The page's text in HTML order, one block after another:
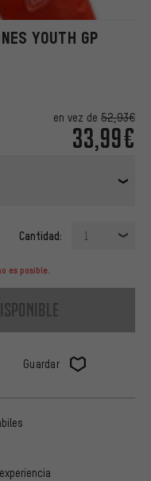
YOUTH GP
en vez de 52,93€
33,99€
Cantidad: 1
es posible.
Guardar